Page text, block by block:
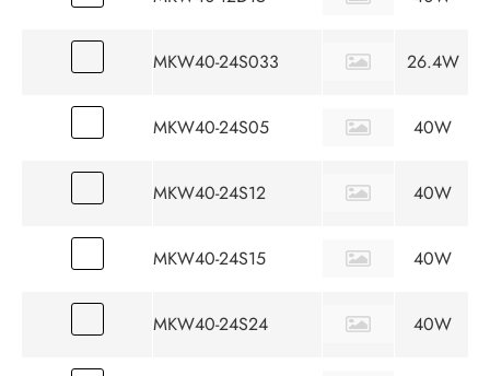
MKW40-24S033 26.4W
MKW40-24S05 40W
MKW40-24S12 40W
MKW40-24S15 40W
MKW40-24S24 40W